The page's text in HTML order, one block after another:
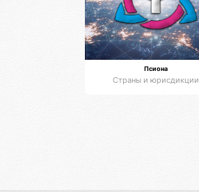
Псиона
Страны и юрисдикции